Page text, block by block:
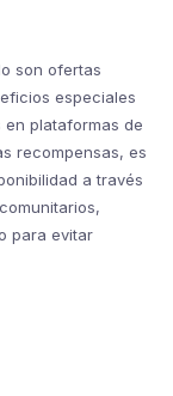
son ofertas
especiales
plataformas de
recompensas, es
a través
para evitar